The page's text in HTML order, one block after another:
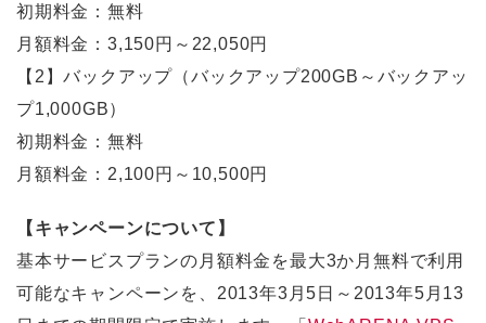
初期料金：無料
月額料金：3,150円～22,050円
【2】バックアップ（バックアップ200GB～バックアッ
プ1,000GB）
初期料金：無料
月額料金：2,100円～10,500円
【キャンペーンについて】
基本サービスプランの月額料金を最大3か月無料で利用
可能なキャンペーンを、2013年3月5日～2013年5月13